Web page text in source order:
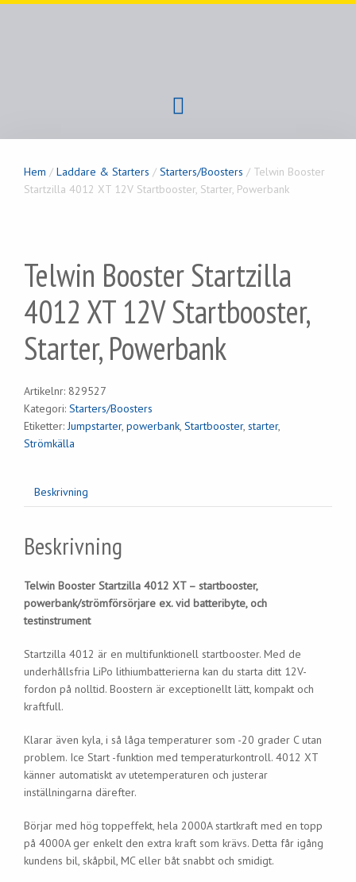
Hem / Laddare & Starters / Starters/Boosters / Telwin Booster
Startzilla 4012 XT 12V Startbooster, Starter, Powerbank
Telwin Booster Startzilla
4012 XT 12V Startbooster,
Starter, Powerbank
Artikelnr: 829527
Kategori: Starters/Boosters
Etiketter:Jumpstarter, powerbank, Startbooster, starter,
Strömkälla
Beskrivning
Beskrivning
Telwin Booster Startzilla 4012 XT – startbooster,
powerbank/strömförsörjare ex. vid batteribyte, och
testinstrument
Startzilla 4012 är en multifunktionell startbooster. Med de
underhållsfria LiPo lithiumbatterierna kan du starta ditt 12V-
fordon på nolltid. Boostern är exceptionellt lätt, kompakt och
kraftfull.
Klarar även kyla, i så låga temperaturer som -20 grader C utan
problem. Ice Start -funktion med temperaturkontroll. 4012 XT
känner automatiskt av utetemperaturen och justerar
inställningarna därefter.
Börjar med hög toppeffekt, hela 2000A startkraft med en topp
på 4000A ger enkelt den extra kraft som krävs. Detta får igång
kundens bil, skåpbil, MC eller båt snabbt och smidigt.